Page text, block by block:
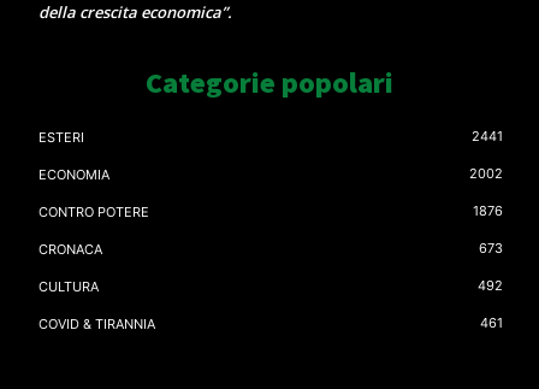
della crescita economica”.
Categorie popolari
ESTERI 2441
ECONOMIA 2002
CONTRO POTERE 1876
CRONACA 673
CULTURA 492
COVID & TIRANNIA 461